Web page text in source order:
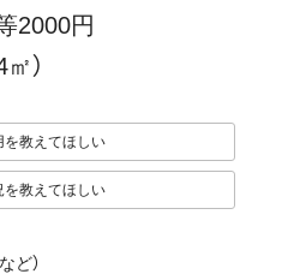
2000円
）
を教えてほしい
を教えてほしい
など）